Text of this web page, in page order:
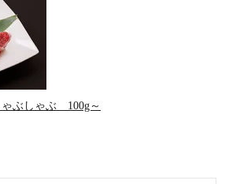
ぶしゃぶ 100g～